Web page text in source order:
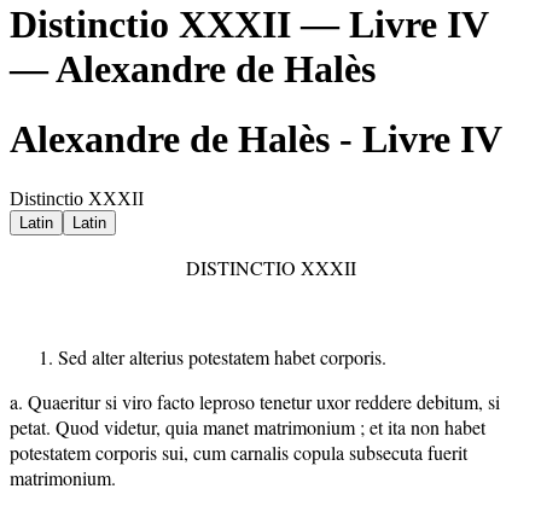
Distinctio XXXII — Livre IV
— Alexandre de Halès
Alexandre de Halès - Livre IV
Distinctio XXXII
Latin Latin
DISTINCTIO XXXII
Sed alter alterius potestatem habet corporis.
a. Quaeritur si viro facto leproso tenetur uxor reddere debitum, si
petat. Quod videtur, quia manet matrimonium ; et ita non habet
potestatem corporis sui, cum carnalis copula subsecuta fuerit
matrimonium.